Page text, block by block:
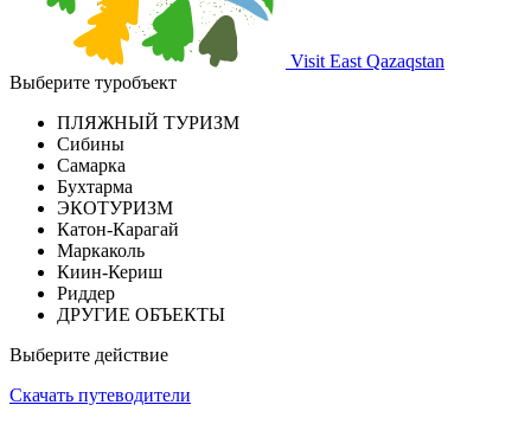
Visit East Qazaqstan
Выберите туробъект
ПЛЯЖНЫЙ ТУРИЗМ
Сибины
Самарка
Бухтарма
ЭКОТУРИЗМ
Катон-Карагай
Маркаколь
Киин-Кериш
Риддер
ДРУГИЕ ОБЪЕКТЫ
Выберите действие
Скачать путеводители